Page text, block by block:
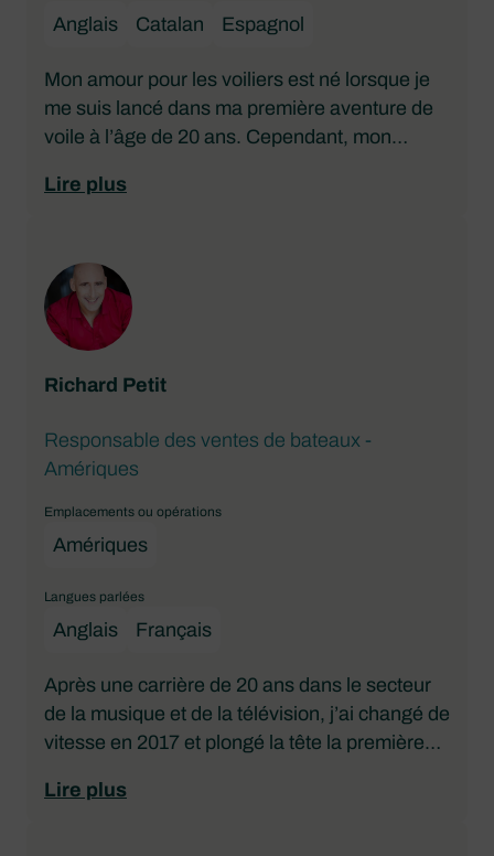
Anglais
Catalan Espagnol
Mon amour pour les voiliers est né lorsque je
me suis lancé dans ma première aventure de
voile à l’âge de 20 ans. Cependant, mon
vraiment commencé il y a six ans, lorsque j’ai
Ce qui me plaît le plus dans mon emploi de
vente, c’est d’avoir le privilège d’écouter les
clients décrire leurs rêves, leurs histoires et les
extraordinaire. Le fait de les aider à trouver le
conditions financières, m’apporte une
satisfaction immense.
Lire plus
Richard Petit
Responsable des ventes de bateaux -
Amériques
Emplacements ou opérations
Amériques
Langues parlées
Anglais Français
Après une carrière de 20 ans dans le secteur
de la musique et de la télévision, j’ai changé de
vitesse en 2017 et plongé la tête la première
propriétaire de bateau, ce que j’aime le plus,
Lire plus